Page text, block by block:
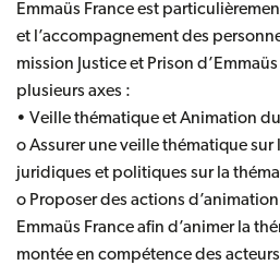
Emmaüs France est
et l’accompagnement des
mission Justice et Prison
plusieurs axes :
• Veille thématique et Animation
o Assurer une veille thématique sur
juridiques et politiques sur la
o Proposer des actions
Emmaüs France afin d’animer la
montée en compétence des